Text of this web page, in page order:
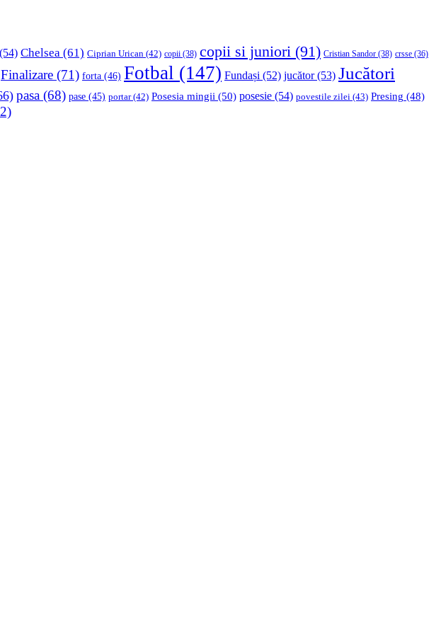
(54) Chelsea (61) Ciprian Urican (42) copii (38) copii si juniori (91) Cristian Sandor (38) crsse (36)
Finalizare (71) forta (46) Fotbal (147) Fundași (52) jucător(53) Jucători
pasa (68) pase (45) portar(42) Posesia mingii (50) posesie (54) povestile zilei (43) Presing (48)